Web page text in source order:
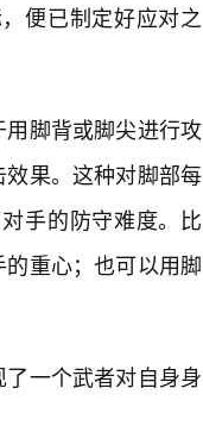
便已制定好应对之
脚背或脚尖进行攻
果。这种对脚部每
手的防守难度。比
重心；也可以用脚
一个武者对自身身